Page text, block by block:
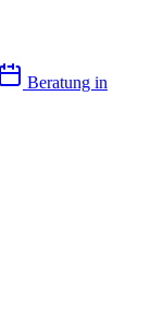
Beratung in